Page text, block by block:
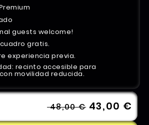
guests welcome!
gratis.
experiencia previa.
recinto accesible para
movilidad reducida.
48,00 € 43,00 €